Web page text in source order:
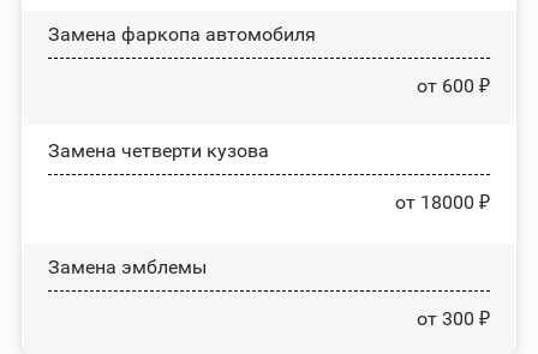
Замена фаркопа автомобиля
от 600 ₽
Замена четверти кузова
от 18000 ₽
Замена эмблемы
от 300 ₽